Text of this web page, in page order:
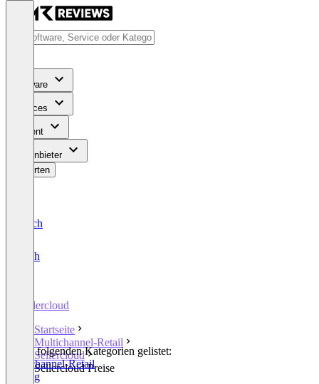
Software
Services
Content
Für Anbieter
Bewerten
Deutsch
English
Sellercloud
Startseite
Multichannel-Retail
Sellercloud
Sellercloud Preise
In den folgenden Kategorien gelistet:
Multichannel-Retail
Picking